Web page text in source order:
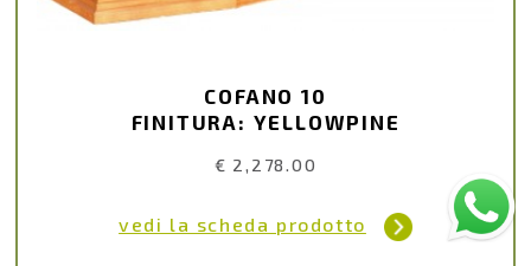
COFANO 10
FINITURA: YELLOWPINE
€ 2,278.00
vedi la scheda prodotto